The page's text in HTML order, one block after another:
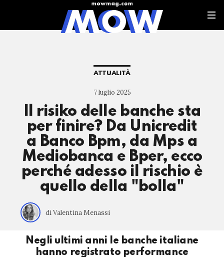
ATTUALITÀ
7 luglio 2025
Il risiko delle banche sta
per finire? Da Unicredit
a Banco Bpm, da Mps a
Mediobanca e Bper, ecco
perché adesso il rischio è
quello della "bolla"
di Valentina Menassi
Negli ultimi anni le banche italiane
hanno registrato performance